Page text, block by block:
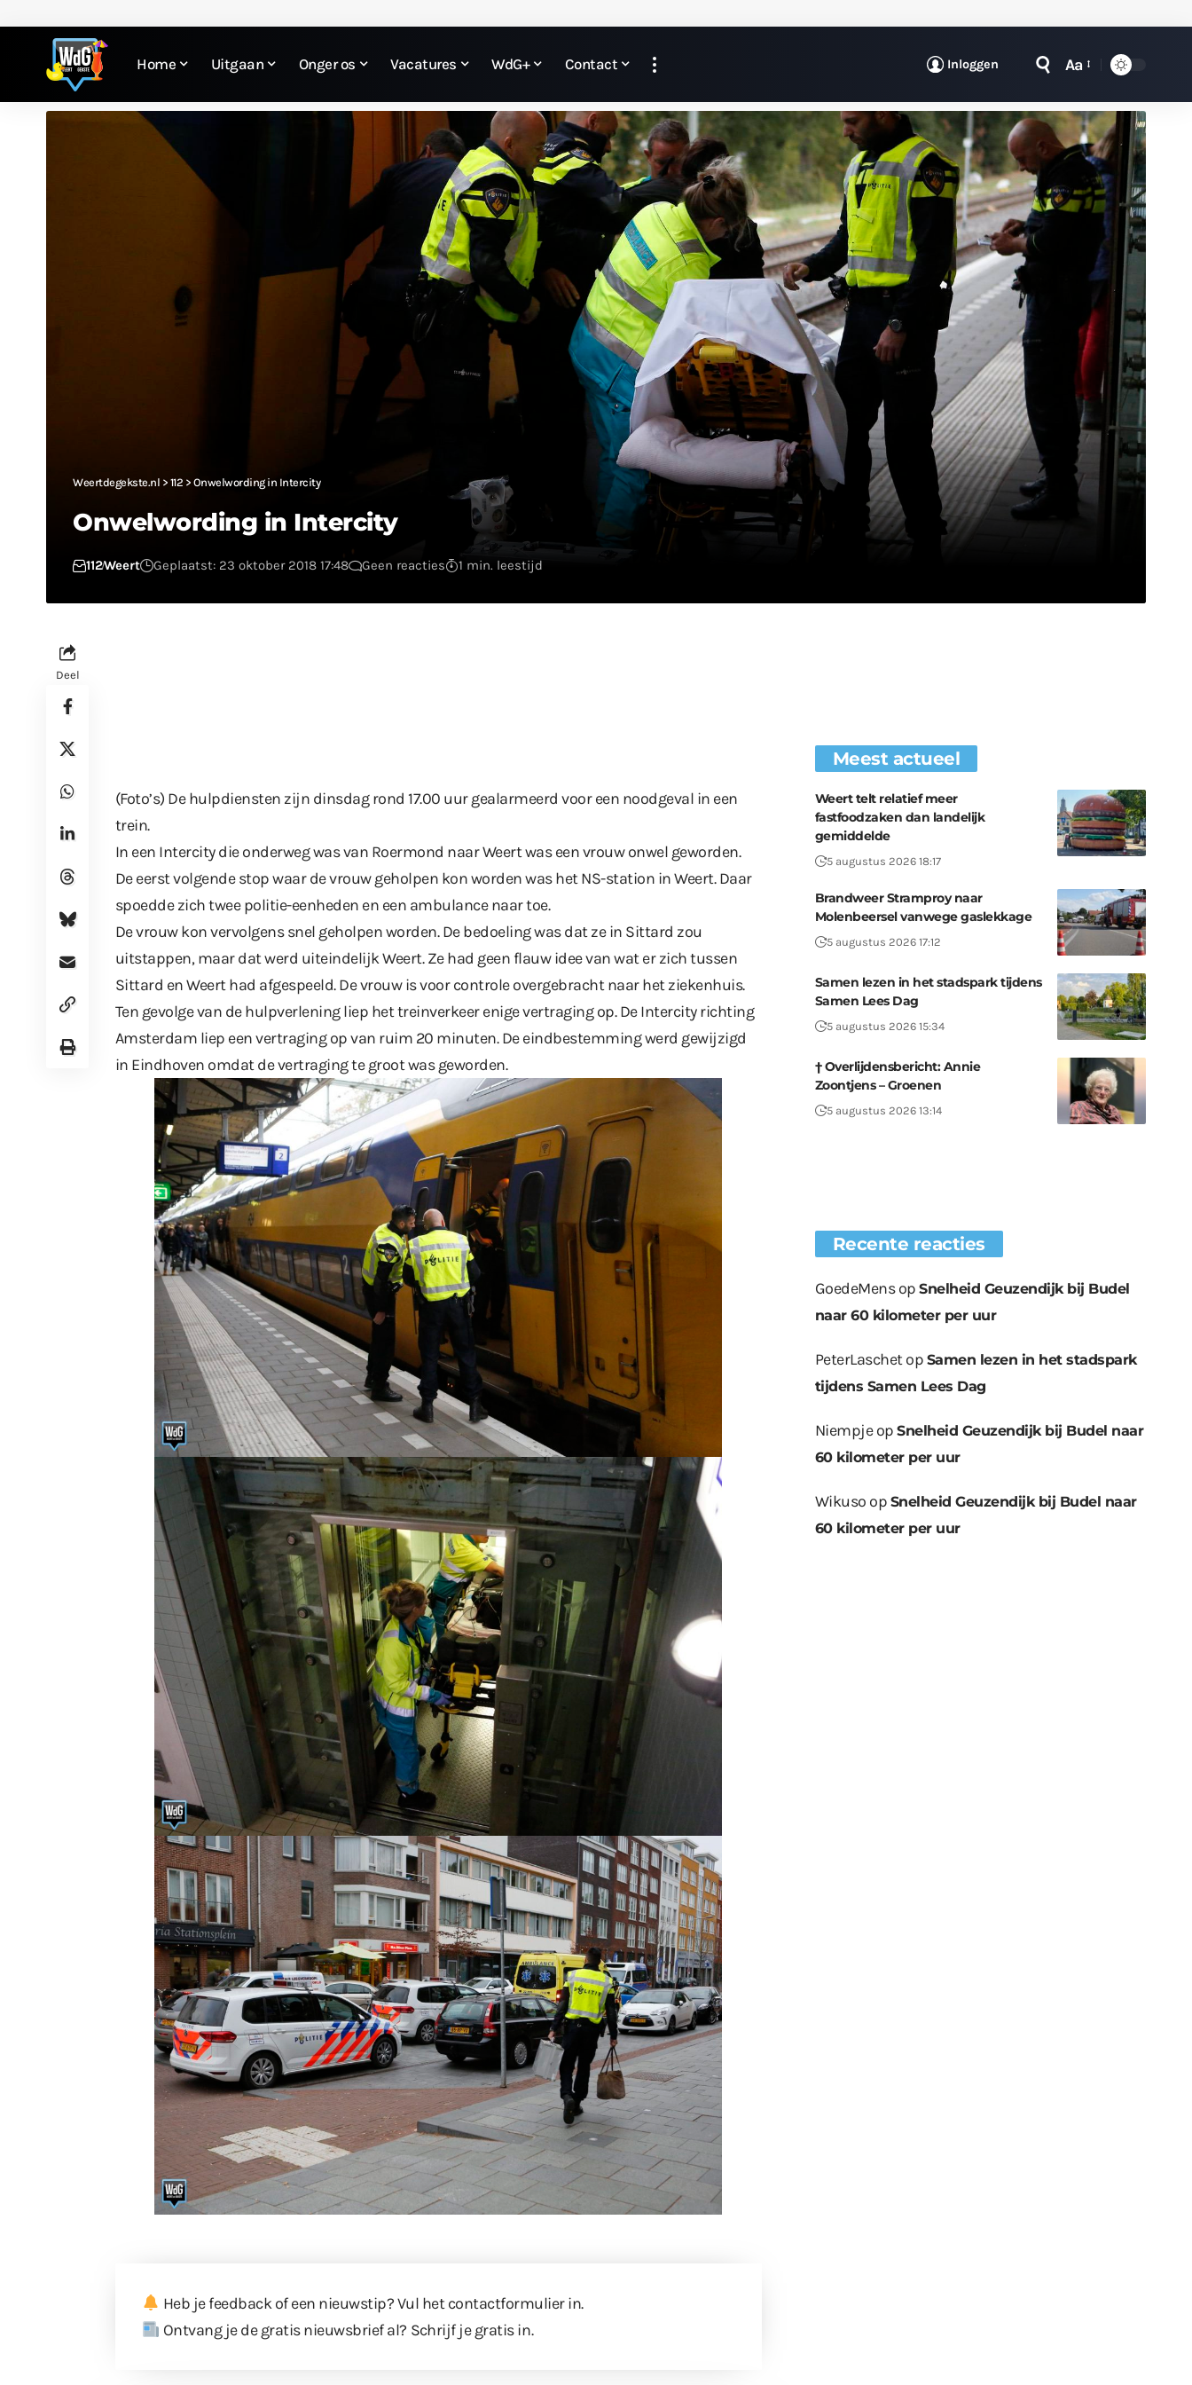
Home Uitgaan Onger os Vacatures WdG+ Contact Inloggen Aa
Weertdegekste.nl > 112 > Onwelwording in Intercity
Onwelwording in Intercity
112Weert Geplaatst: 23 oktober 2018 17:48 Geen reacties 1 min. leestijd
Deel
(Foto’s) De hulpdiensten zijn dinsdag rond 17.00 uur gealarmeerd voor een noodgeval in een
trein.
In een Intercity die onderweg was van Roermond naar Weert was een vrouw onwel geworden.
De eerst volgende stop waar de vrouw geholpen kon worden was het NS-station in Weert. Daar
spoedde zich twee politie-eenheden en een ambulance naar toe.
De vrouw kon vervolgens snel geholpen worden. De bedoeling was dat ze in Sittard zou
uitstappen, maar dat werd uiteindelijk Weert. Ze had geen flauw idee van wat er zich tussen
Sittard en Weert had afgespeeld. De vrouw is voor controle overgebracht naar het ziekenhuis.
Ten gevolge van de hulpverlening liep het treinverkeer enige vertraging op. De Intercity richting
Amsterdam liep een vertraging op van ruim 20 minuten. De eindbestemming werd gewijzigd
in Eindhoven omdat de vertraging te groot was geworden.
Heb je feedback of een nieuwstip? Vul het contactformulierin.
Ontvang je de gratis nieuwsbrief al? Schrijf je gratis in.
Meest actueel
Weert telt relatief meer
fastfoodzaken dan landelijk
gemiddelde
5 augustus 2026 18:17
Brandweer Stramproy naar
Molenbeersel vanwege gaslekkage
5 augustus 2026 17:12
Samen lezen in het stadspark tijdens
Samen Lees Dag
5 augustus 2026 15:34
† Overlijdensbericht: Annie
Zoontjens – Groenen
5 augustus 2026 13:14
Recente reacties
GoedeMensopSnelheid Geuzendijk bij Budel
naar 60 kilometer per uur
PeterLaschetop Samen lezen in het stadspark
tijdens Samen Lees Dag
NiempjeopSnelheid Geuzendijk bij Budel naar
60 kilometer per uur
Wikuso op Snelheid Geuzendijk bij Budel naar
60 kilometer per uur